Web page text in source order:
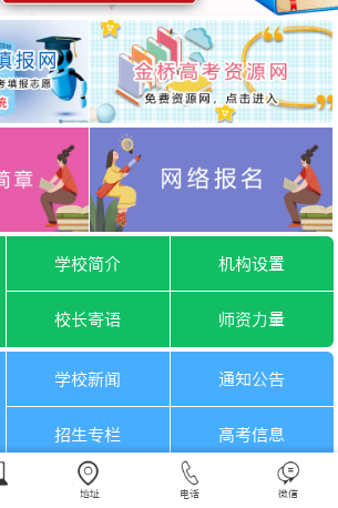
学校简介 机构设置
校长寄语 师资力量
学校新闻 通知公告
招生专栏 高考信息
一月选考 六月选考
地址 电话 微信